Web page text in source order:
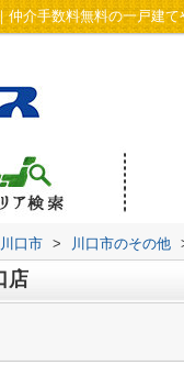
川口市 > 川口市のその他
店